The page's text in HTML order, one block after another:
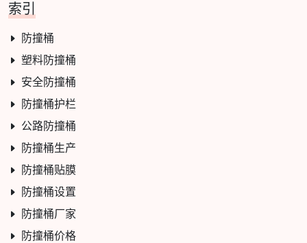
索引
防撞桶
塑料防撞桶
安全防撞桶
防撞桶护栏
公路防撞桶
防撞桶生产
防撞桶贴膜
防撞桶设置
防撞桶厂家
防撞桶价格